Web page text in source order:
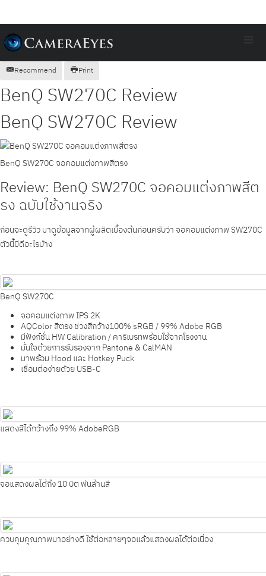
Recommend Print
BenQ SW270C Review
BenQ SW270C Review
BenQ SW270C จอคอมแต่งภาพสีตรง
Review: BenQ SW270C จอคอมแต่งภาพสีต
รง ฉบับใช้งานจริง
ก่อนจะดูรีวิว มาดูข้อมูลจากผู้ผลิตเบื้องต้นก่อนครับว่า จอคอมแต่งภาพ SW270C
ตัวนี้มีดีอะไรบ้าง
BenQ SW270C
จอคอมแต่งภาพ IPS 2K
AQColor สีตรง ช่วงสีกว้าง100% sRGB / 99% Adobe RGB
มีฟังก์ชั่น HW Calibration / คาริเบรทพร้อมใช้จากโรงงาน
มั่นใจด้วยการรับรองจาก Pantone & CalMAN
มาพร้อม Hood และ Hotkey Puck
เชื่อมต่อง่ายด้วย USB-C
แสดงสีได้กว้างถึง 99% AdobeRGB
จอแสดงผลได้ถึง 10 บิต พันล้านสี
ควบคุมคุณภาพมาอย่างดี ใช้ต่อหลายๆจอแล้วแสดงผลได้ต่อเนื่อง